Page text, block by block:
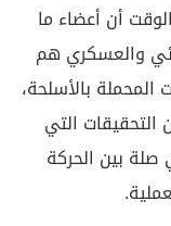
أن أعضاء ما
والعسكري هم
بالأسلحة،
التحقيقات التي
بين الحركة